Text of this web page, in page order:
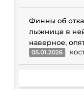
Финны об
лыжнице в
наверное,
05.01.2026